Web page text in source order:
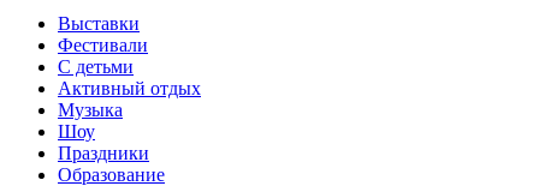
Выставки
Фестивали
С детьми
Активный отдых
Музыка
Шоу
Праздники
Образование